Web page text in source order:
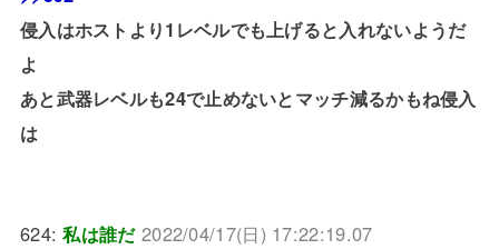
侵入はホストより1レベルでも上げると入れないようだ
よ
あと武器レベルも24で止めないとマッチ減るかもね侵入
は
624:私は誰だ 2022/04/17(日) 17:22:19.07